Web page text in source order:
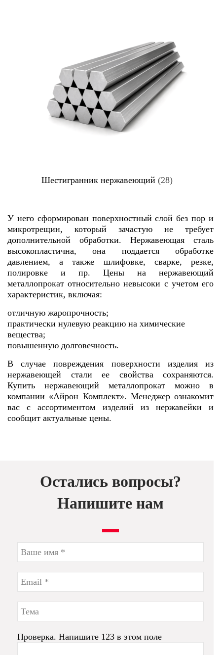
Шестигранник нержавеющий (28)
У него сформирован поверхностный слой без пор и
микротрещин, который зачастую не требует
дополнительной обработки. Нержавеющая сталь
высокопластична, она поддается обработке
давлением, а также шлифовке, сварке, резке,
полировке и пр. Цены на нержавеющий
металлопрокат относительно невысоки с учетом его
характеристик, включая:
отличную жаропрочность;
практически нулевую реакцию на химические
вещества;
повышенную долговечность.
В случае повреждения поверхности изделия из
нержавеющей стали ее свойства сохраняются.
Купить нержавеющий металлопрокат можно в
компании «Айрон Комплект». Менеджер ознакомит
вас с ассортиментом изделий из нержавейки и
сообщит актуальные цены.
Остались вопросы?
Напишите нам
Проверка. Напишите 123 в этом поле